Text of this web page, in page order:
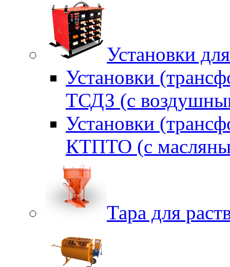
Установки
Установки
ТСДЗ (c
Установки
КТПТО (c
Тара для